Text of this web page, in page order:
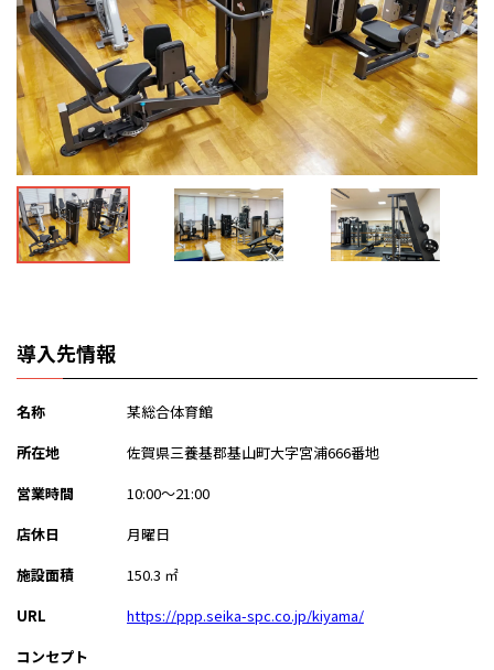
導入先情報
名称
某総合体育館
所在地
佐賀県三養基郡基山町大字宮浦666番地
営業時間
10:00～21:00
店休日
月曜日
施設面積
150.3 ㎡
URL
https://ppp.seika-spc.co.jp/kiyama/
コンセプト